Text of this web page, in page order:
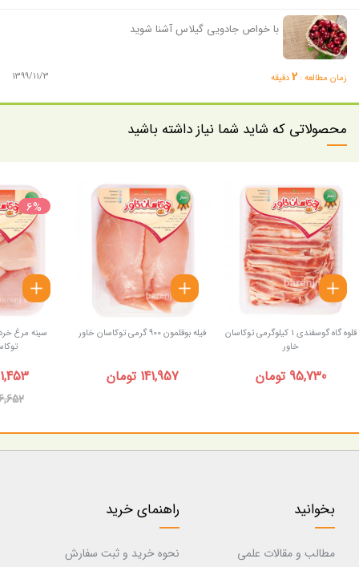
با خواص جادویی گیلاس آشنا شوید
زمان مطالعه : 2دقیقه 1399/11/3
محصولاتی که شاید شما نیاز داشته باشید
قلوه گاه گوسفندی 1 کیلوگرمی توکاسان
خاور
95,730 تومان
فیله بوقلمون 900 گرمی توکاسان خاور
141,957 تومان
6%
81,453
86,652
بخوانید
مطالب و مقالات علمی
راهنمای خرید
نحوه خرید و ثبت سفارش